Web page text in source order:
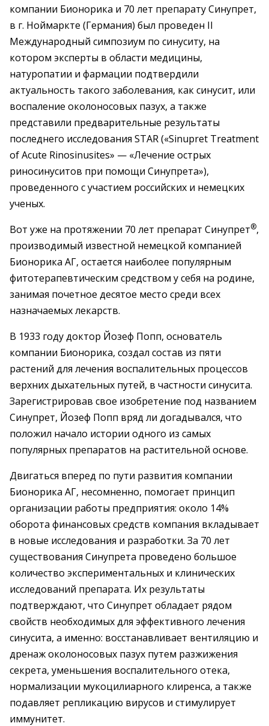
компании Бионорика и 70 лет препарату Синупрет,
в г. Ноймаркте (Германия) был проведен II
Международный симпозиум по синуситу, на
котором эксперты в области медицины,
натуропатии и фармации подтвердили
актуальность такого заболевания, как синусит, или
воспаление околоносовых пазух, а также
представили предварительные результаты
последнего исследования STAR («Sinupret Treatment
of Acute Rinosinusites» — «Лечение острых
риносинуситов при помощи Синупрета»),
проведенного с участием российских и немецких
ученых.
Вот уже на протяжении 70 лет препарат Синупрет®,
производимый известной немецкой компанией
Бионорика АГ, остается наиболее популярным
фитотерапевтическим средством у себя на родине,
занимая почетное десятое место среди всех
назначаемых лекарств.
В 1933 году доктор Йозеф Попп, основатель
компании Бионорика, создал состав из пяти
растений для лечения воспалительных процессов
верхних дыхательных путей, в частности синусита.
Зарегистрировав свое изобретение под названием
Синупрет, Йозеф Попп вряд ли догадывался, что
положил начало истории одного из самых
популярных препаратов на растительной основе.
Двигаться вперед по пути развития компании
Бионорика АГ, несомненно, помогает принцип
организации работы предприятия: около 14%
оборота финансовых средств компания вкладывает
в новые исследования и разработки. За 70 лет
существования Синупрета проведено большое
количество экспериментальных и клинических
исследований препарата. Их результаты
подтверждают, что Синупрет обладает рядом
свойств необходимых для эффективного лечения
синусита, а именно: восстанавливает вентиляцию и
дренаж околоносовых пазух путем разжижения
секрета, уменьшения воспалительного отека,
нормализации мукоцилиарного клиренса, а также
подавляет репликацию вирусов и стимулирует
иммунитет.